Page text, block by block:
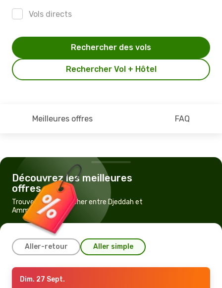
Vols directs
Rechercher Vol + Hôtel
Rechercher des vols
Meilleures offres FAQ
Découvrez les meilleures
offres
Trouvez un vol pas cher entre Djeddah et
Amman
Aller-retour Aller simple
Sam. 5 Sept.- Lun. 7 Sept.
Dim. 27 Sept.